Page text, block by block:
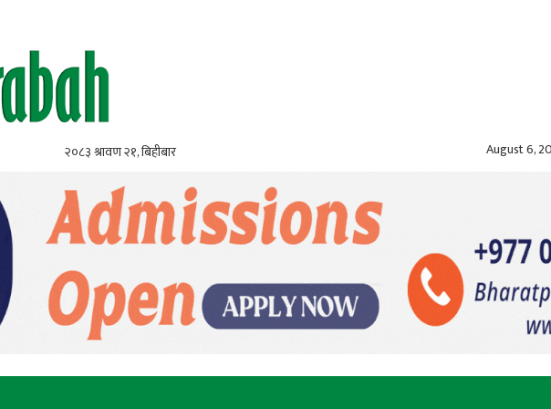
२०८३ श्रावण २१, बिहीबार August 6,